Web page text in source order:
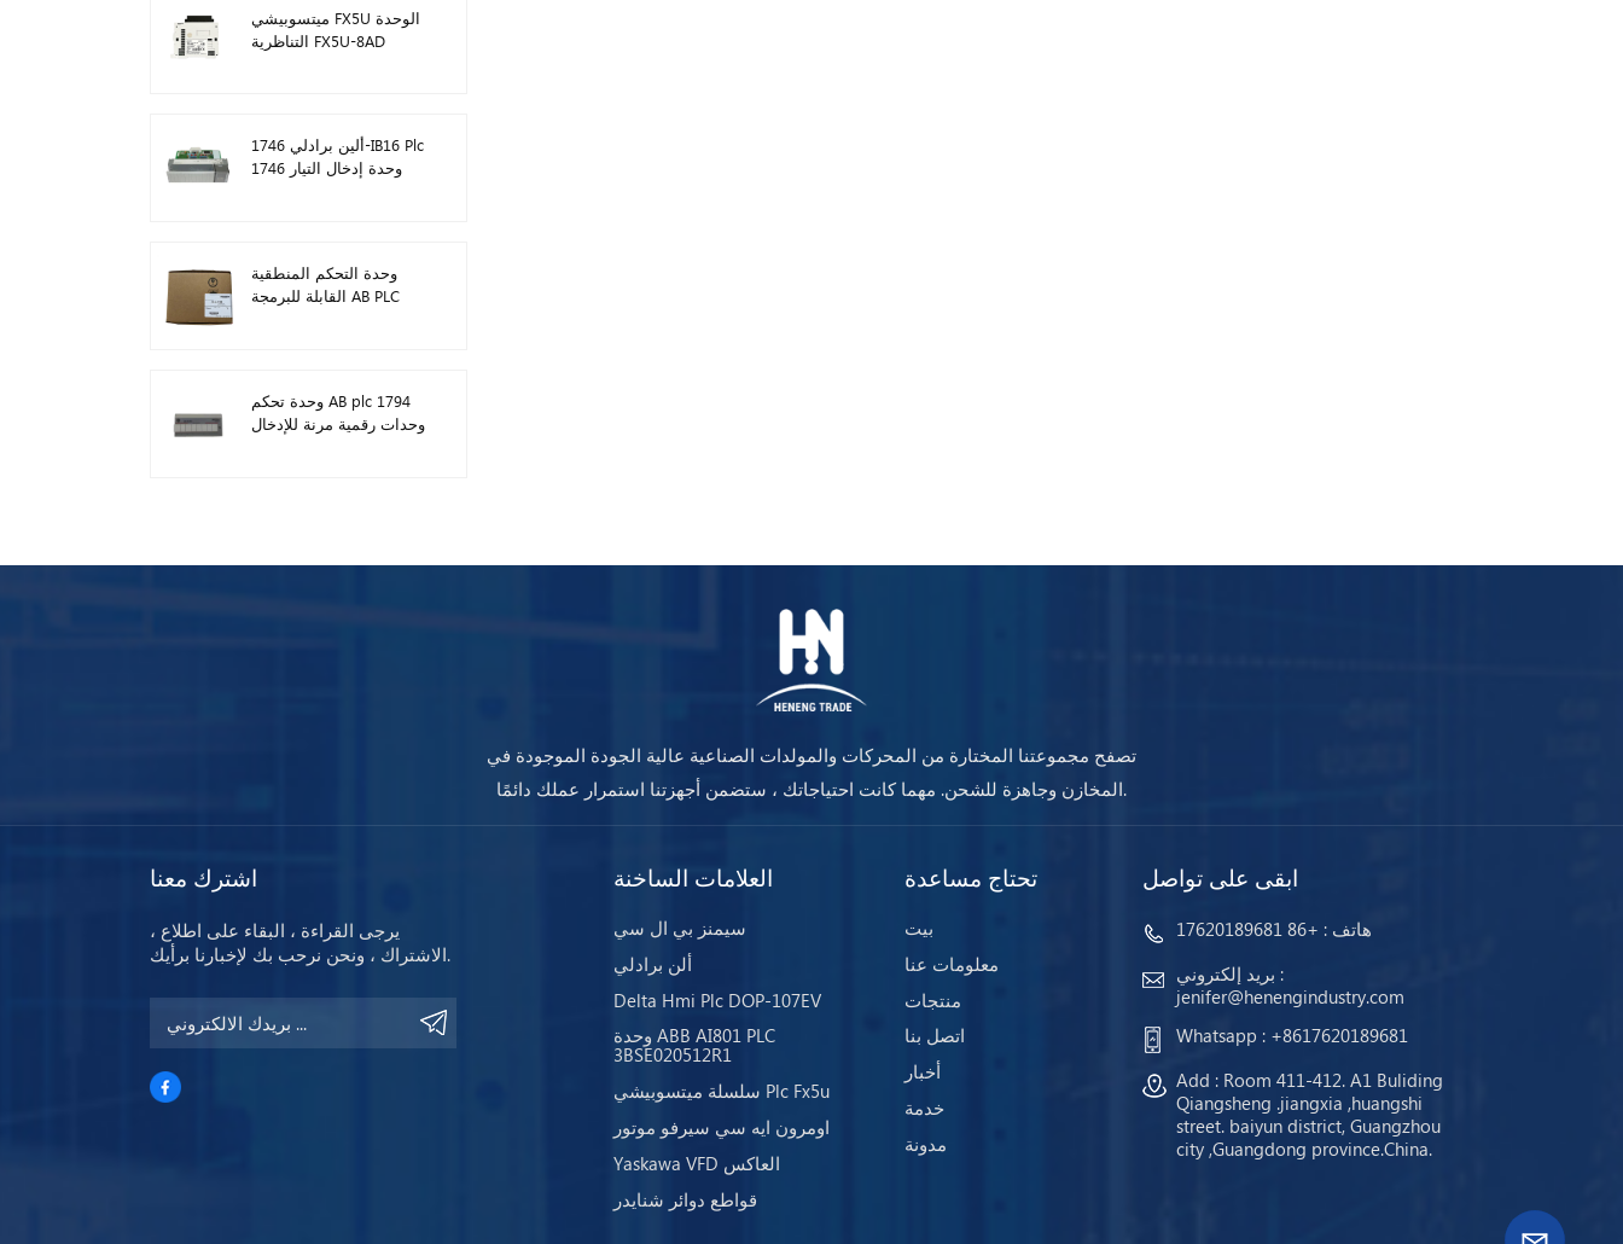
ميتسوبيشي FX5U الوحدة
التناظرية FX5U-8AD
ألين برادلي 1746-IB16 Plc
1746 وحدة إدخال التيار
وحدة التحكم المنطقية
القابلة للبرمجة AB PLC
وحدة تحكم AB plc 1794
وحدات رقمية مرنة للإدخال
تصفح مجموعتنا المختارة من المحركات والمولدات الصناعية عالية الجودة الموجودة في
المخازن وجاهزة للشحن. مهما كانت احتياجاتك ، ستضمن أجهزتنا استمرار عملك دائمًا.
اشترك معنا
يرجى القراءة ، البقاء على اطلاع ،
الاشتراك ، ونحن نرحب بك لإخبارنا برأيك.
العلامات الساخنة
سيمنز بي ال سي
ألن برادلي
Delta Hmi Plc DOP-107EV
وحدة ABB AI801 PLC
3BSE020512R1
سلسلة ميتسوبيشي Plc Fx5u
اومرون ايه سي سيرفو موتور
Yaskawa VFD العاكس
قواطع دوائر شنايدر
تحتاج مساعدة
بيت
معلومات عنا
منتجات
اتصل بنا
أخبار
خدمة
مدونة
ابقى على تواصل
هاتف : +86 17620189681
بريد إلكتروني :
jenifer@henengindustry.com
Whatsapp : +8617620189681
Add : Room 411-412. A1 Buliding
Qiangsheng .jiangxia ,huangshi
street. baiyun district, Guangzhou
city ,Guangdong province.China.